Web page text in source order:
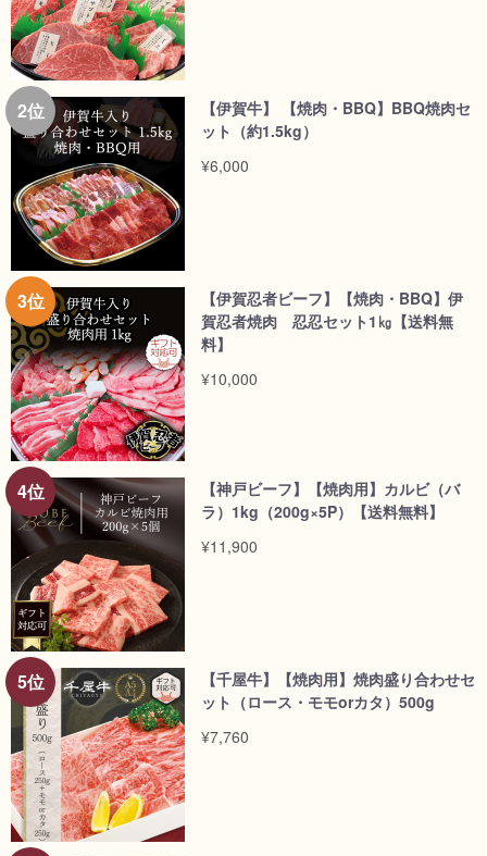
【伊賀牛】 【焼肉・BBQ】BBQ焼肉セ
ット（約1.5kg）
¥6,000
【伊賀忍者ビーフ】【焼肉・BBQ】伊
賀忍者焼肉 忍忍セット1㎏【送料無
料】
¥10,000
【神戸ビーフ】【焼肉用】カルビ（バ
ラ）1kg（200g×5P）【送料無料】
¥11,900
【千屋牛】【焼肉用】焼肉盛り合わせセ
ット（ロース・モモorカタ）500g
¥7,760